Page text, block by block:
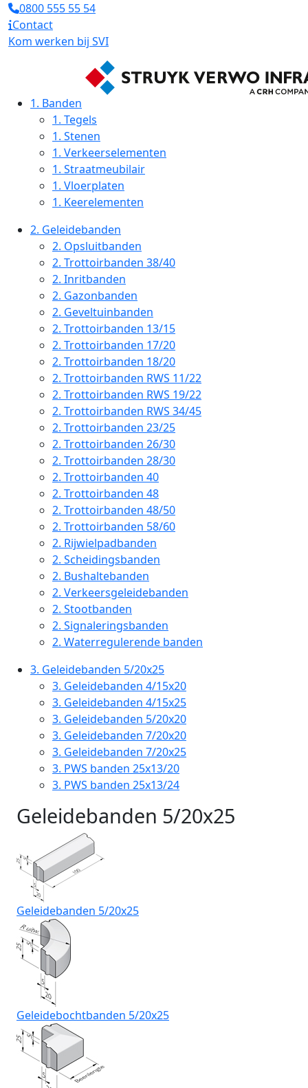
0800 555 55 54
Contact
Kom werken bij SVI
1. Banden
1. Tegels
1. Stenen
1. Verkeerselementen
1. Straatmeubilair
1. Vloerplaten
1. Keerelementen
2. Geleidebanden
2. Opsluitbanden
2. Trottoirbanden 38/40
2. Inritbanden
2. Gazonbanden
2. Geveltuinbanden
2. Trottoirbanden 13/15
2. Trottoirbanden 17/20
2. Trottoirbanden 18/20
2. Trottoirbanden RWS 11/22
2. Trottoirbanden RWS 19/22
2. Trottoirbanden RWS 34/45
2. Trottoirbanden 23/25
2. Trottoirbanden 26/30
2. Trottoirbanden 28/30
2. Trottoirbanden 40
2. Trottoirbanden 48
2. Trottoirbanden 48/50
2. Trottoirbanden 58/60
2. Rijwielpadbanden
2. Scheidingsbanden
2. Bushaltebanden
2. Verkeersgeleidebanden
2. Stootbanden
2. Signaleringsbanden
2. Waterregulerende banden
3. Geleidebanden 5/20x25
3. Geleidebanden 4/15x20
3. Geleidebanden 4/15x25
3. Geleidebanden 5/20x20
3. Geleidebanden 7/20x20
3. Geleidebanden 7/20x25
3. PWS banden 25x13/20
3. PWS banden 25x13/24
Geleidebanden 5/20x25
Geleidebanden 5/20x25
Geleidebochtbanden 5/20x25